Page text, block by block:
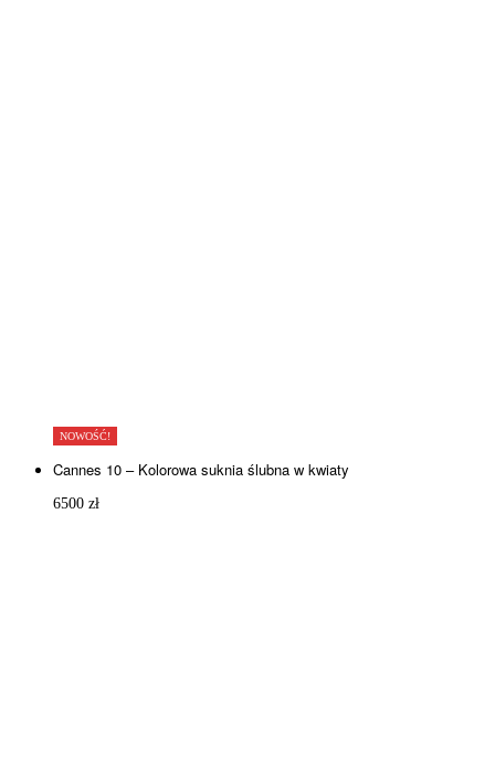
NOWOŚĆ!
Cannes 10 – Kolorowa suknia ślubna w kwiaty
6500 zł